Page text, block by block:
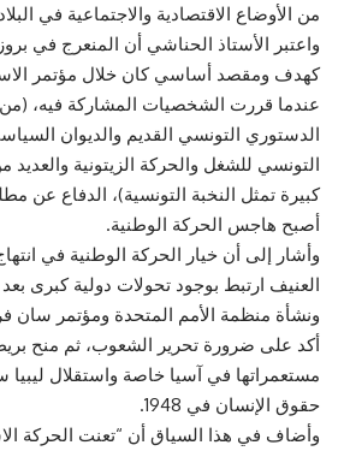
من الأوضاع الاقتصادية والاجتماعية في
واعتبر الأستاذ الحناشي أن المنعرج في
عندما قررت الشخصيات المشاركة فيه،
الدستوري التونسي القديم والديوان
التونسي للشغل والحركة الزيتونية
كبيرة تمثل النخبة التونسية)، الدفاع عن
أصبح هاجس الحركة الوطنية.
وأشار إلى أن خيار الحركة الوطنية في
العنيف ارتبط بوجود تحولات دولية كبرى بعد
أكد على ضرورة تحرير الشعوب، ثم منح
حقوق الإنسان في 1948.
وأضاف في هذا السياق أن “تعنت الحركة